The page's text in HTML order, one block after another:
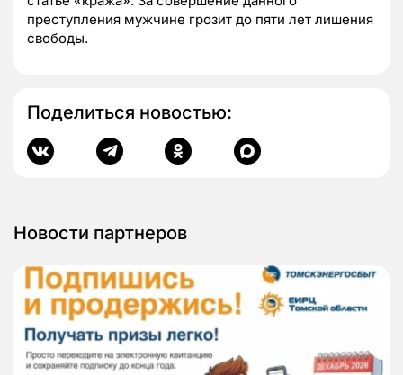
преступления мужчине грозит до пяти лет лишения
свободы.
Поделиться новостью:
Новости партнеров